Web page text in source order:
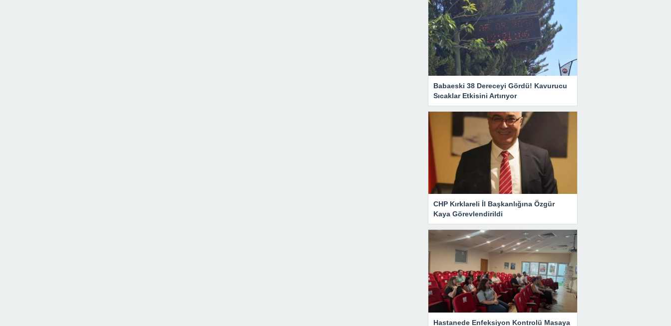
Babaeski 38 Dereceyi Gördü! Kavurucu
Sıcaklar Etkisini Artırıyor
CHP Kırklareli İl Başkanlığına Özgür
Kaya Görevlendirildi
Hastanede Enfeksiyon Kontrolü Masaya